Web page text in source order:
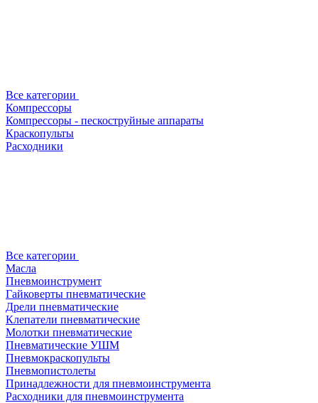
Все категории
Компрессоры
Компрессоры - пескоструйные аппараты
Краскопульты
Расходники
Все категории
Масла
Пневмоинструмент
Гайковерты пневматические
Дрели пневматические
Клепатели пневматические
Молотки пневматические
Пневматические УШМ
Пневмокраскопульты
Пневмопистолеты
Принадлежности для пневмоинструмента
Расходники для пневмоинструмента